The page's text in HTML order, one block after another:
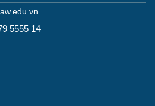
5555 14